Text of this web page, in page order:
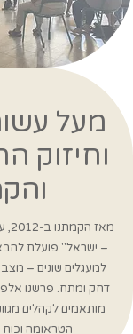
מעל
וחיזוק
– ישראל" פועלת
למעגלים שונים –
דחק ומתח. פרשנו
מותאמים לקהלים
הטראומה